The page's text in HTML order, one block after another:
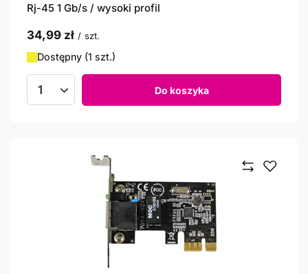
Rj-45 1 Gb/s / wysoki profil
34,99 zł / szt.
Dostępny (1 szt.)
Ilość produktów Do koszyka